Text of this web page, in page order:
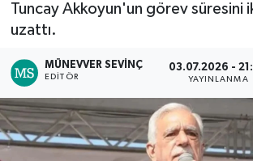
Tuncay Akkoyun'un görev süresini
uzattı.
MÜNEVVER SEVINÇ
EDITÖR
03.07.2026 -
YAYINLANMA
Sağlık
Eğitim
Kültür - Sanat
Siyaset
Tüm Manşetler
Son Dakika Haberleri
Haber Arşivi